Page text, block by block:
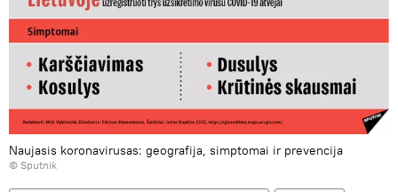
Naujasis koronavirusas: geografija, simptomai ir prevencija
© Sputnik